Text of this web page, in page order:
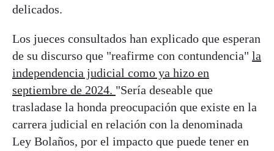
delicados.
Los jueces consultados han explicado que esperan
de su discurso que "reafirme con contundencia" la
independencia judicial como ya hizo en
septiembre de 2024. "Sería deseable que
trasladase la honda preocupación que existe en la
carrera judicial en relación con la denominada
Ley Bolaños, por el impacto que puede tener en